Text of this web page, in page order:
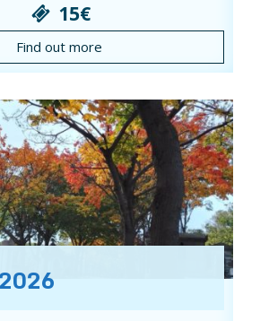
15€
Find out more
2026